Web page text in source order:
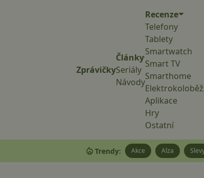
Zprávičky
Články
Seriály
Návody
Recenze
Telefony
Tablety
Smartwatch
Smart TV
Smarthome
Aplikace
Hry
Ostatní
Trendy: Akce Alza